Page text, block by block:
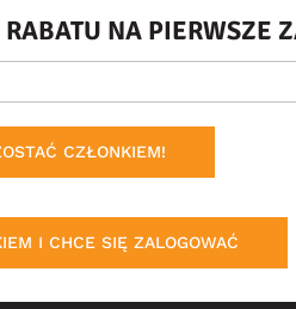
NA PIERWSZE
CZŁONKIEM!
I CHCE SIĘ ZALOGOWAĆ